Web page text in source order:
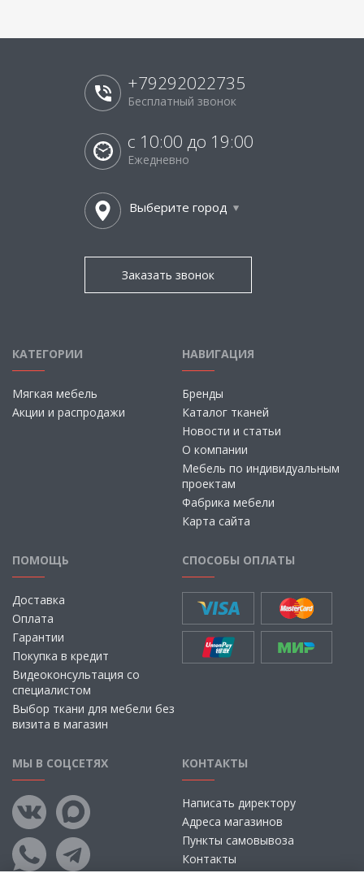
+79292022735
Бесплатный звонок
с 10:00 до 19:00
Ежедневно
Выберите город
Заказать звонок
КАТЕГОРИИ
Мягкая мебель
Акции и распродажи
НАВИГАЦИЯ
Бренды
Каталог тканей
Новости и статьи
О компании
Мебель по индивидуальным
проектам
Фабрика мебели
Карта сайта
ПОМОЩЬ
Доставка
Оплата
Гарантии
Покупка в кредит
Видеоконсультация со
специалистом
Выбор ткани для мебели без
визита в магазин
СПОСОБЫ ОПЛАТЫ
МЫ В СОЦСЕТЯХ КОНТАКТЫ
Написать директору
Адреса магазинов
Пункты самовывоза
Контакты